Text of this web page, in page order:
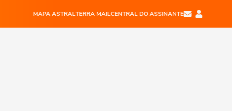
MAPA ASTRALTERRA MAILCENTRAL DO ASSINANTE